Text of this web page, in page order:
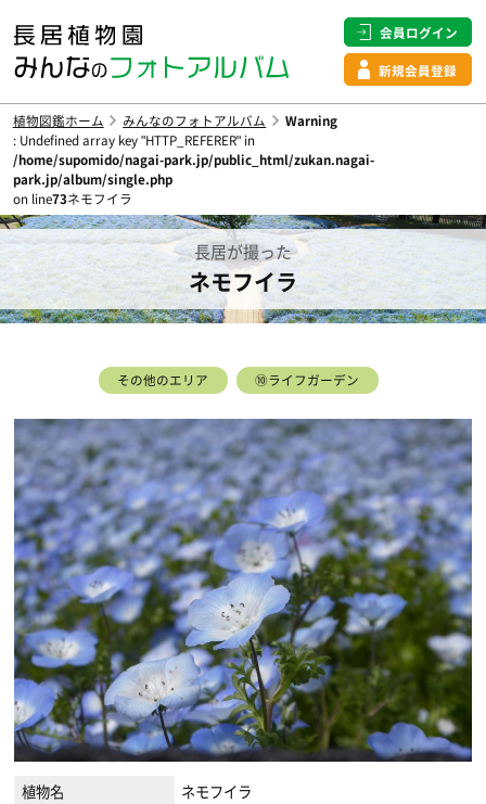
会員ログイン
新規会員登録
植物図鑑ホーム みんなのフォトアルバム
Warning
: Undefined array key "HTTP_REFERER" in
/home/supomido/nagai-park.jp/public_html/zukan.nagai-
park.jp/album/single.php
on line73ネモフイラ
長居が撮った
ネモフイラ
その他のエリア ⑩ライフガーデン
植物名
ネモフイラ